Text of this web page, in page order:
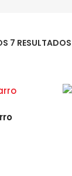
7 RESULTADOS